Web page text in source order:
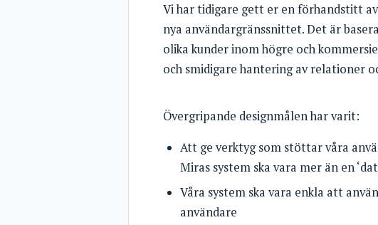
Vi har tidigare gett er en förhandstitt
nya användargränssnittet. Det är
olika kunder inom högre och
och smidigare hantering av relationer
Övergripande designmålen har varit:
Att ge verktyg som stöttar våra
Miras system ska vara mer än en
Våra system ska vara enkla att
användare